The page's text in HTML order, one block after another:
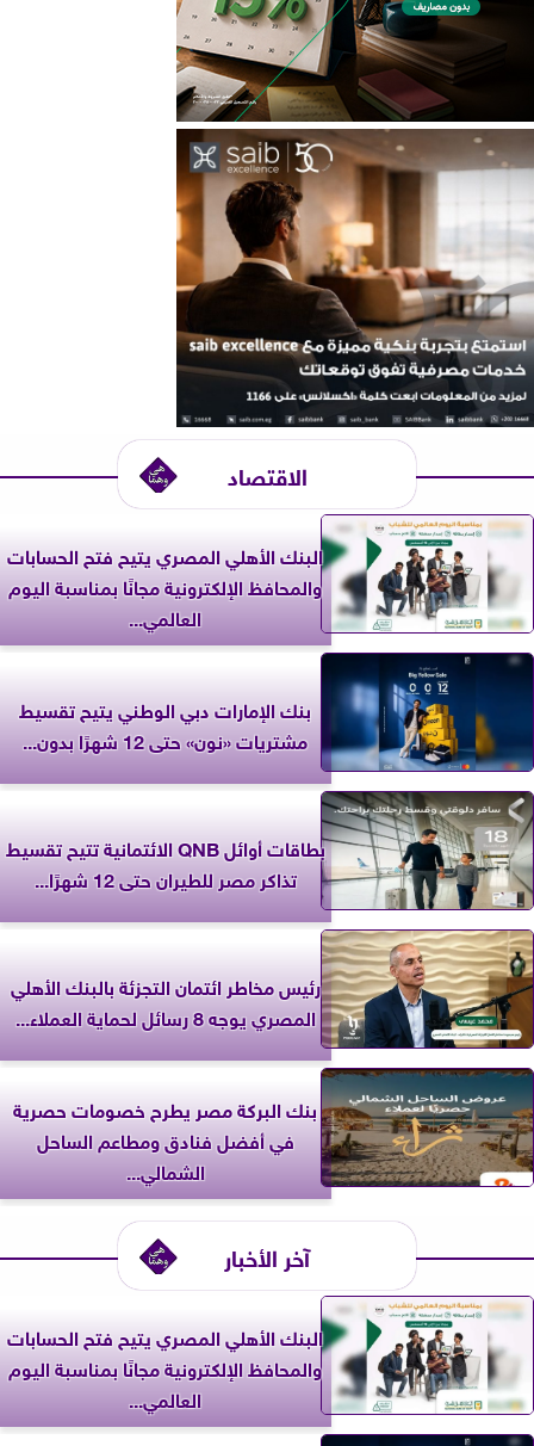
الاقتصاد
البنك الأهلي المصري يتيح فتح الحسابات
والمحافظ الإلكترونية مجانًا بمناسبة اليوم
العالمي...
بنك الإمارات دبي الوطني يتيح تقسيط
مشتريات «نون» حتى 12 شهرًا بدون...
بطاقات أوائل QNB الائتمانية تتيح تقسيط
تذاكر مصر للطيران حتى 12 شهرًا...
رئيس مخاطر ائتمان التجزئة بالبنك الأهلي
المصري يوجه 8 رسائل لحماية العملاء...
بنك البركة مصر يطرح خصومات حصرية
في أفضل فنادق ومطاعم الساحل
الشمالي...
آخر الأخبار
البنك الأهلي المصري يتيح فتح الحسابات
والمحافظ الإلكترونية مجانًا بمناسبة اليوم
العالمي...